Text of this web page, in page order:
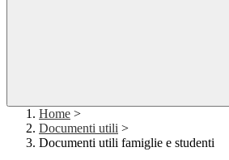
Home >
Documenti utili >
Documenti utili famiglie e studenti